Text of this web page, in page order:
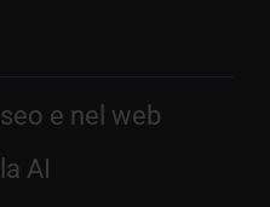
e nel web
AI